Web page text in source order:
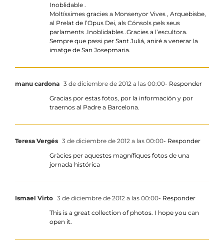
Inoblidable .
Moltíssimes gracies a Monsenyor Vives , Arquebisbe,
al Prelat de l’Opus Dei, als Cónsols pels seus
parlaments .Inoblidables .Gracies a l’escultora.
Sempre que passi per Sant Juliá, aniré a venerar la
imatge de San Josepmaria.
manu cardona 3 de diciembre de 2012 a las 00:00- Responder
Gracias por estas fotos, por la información y por
traernos al Padre a Barcelona.
Teresa Vergés 3 de diciembre de 2012 a las 00:00- Responder
Gràcies per aquestes magnífiques fotos de una
jornada histórica
Ismael Virto 3 de diciembre de 2012 a las 00:00- Responder
This is a great collection of photos. I hope you can
open it.